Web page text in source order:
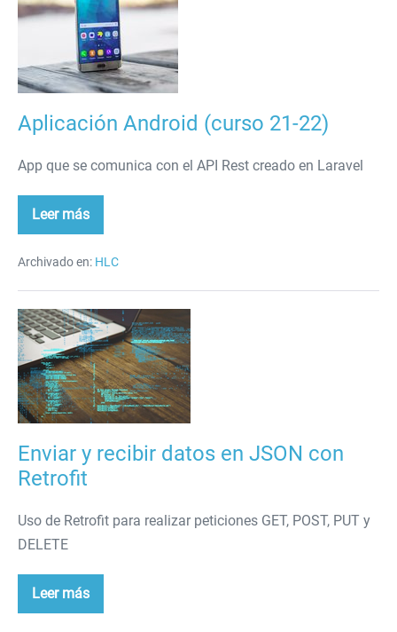
(curso
Aplicación Android (curso 21-22)
App que se comunica con el API Rest creado en Laravel
Leer másAplicación
Android
21-
Archivado en: HLC
Enviar
y
recibir
datos
en
con
Retrofit
Enviar y recibir datos en JSON con
Retrofit
Uso de Retrofit para realizar peticiones GET, POST, PUT y
DELETE
Leer más
Enviar
y